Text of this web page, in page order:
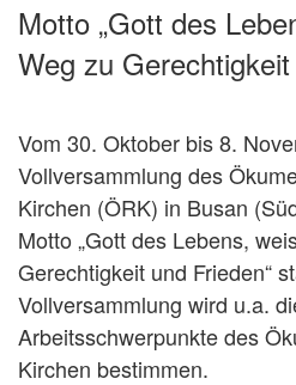
Motto „Gott des
Weg zu
Vom 30. Oktober bis 8.
Vollversammlung des
Kirchen (ÖRK) in Busan
Motto „Gott des Lebens,
Gerechtigkeit und Frieden“
Vollversammlung wird u.a.
Arbeitsschwerpunkte des
Kirchen bestimmen.